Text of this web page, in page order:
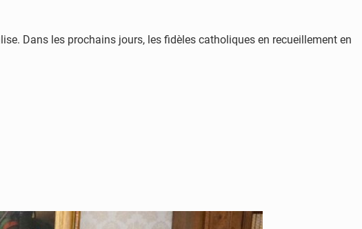
Dans les prochains jours, les fidèles catholiques en recueillement en